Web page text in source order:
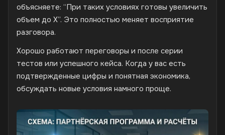
объясняете: “При таких условиях готовы увеличить
объем до X”. Это полностью меняет восприятие
разговора.
Хорошо работают переговоры и после серии
тестов или успешного кейса. Когда у вас есть
подтвержденные цифры и понятная экономика,
обсуждать новые условия намного проще.